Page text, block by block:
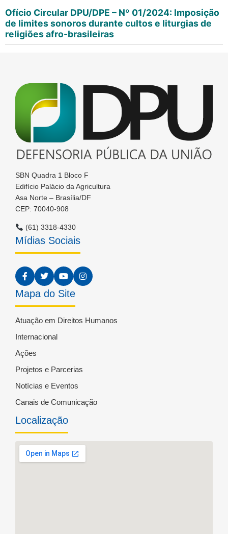
Ofício Circular DPU/DPE – Nº 01/2024: Imposição
de limites sonoros durante cultos e liturgias de
religiões afro-brasileiras
SBN Quadra 1 Bloco F
Edifício Palácio da Agricultura
Asa Norte – Brasília/DF
CEP: 70040-908
(61) 3318-4330
Mídias Sociais
Mapa do Site
Atuação em Direitos Humanos
Internacional
Ações
Projetos e Parcerias
Notícias e Eventos
Canais de Comunicação
Localização